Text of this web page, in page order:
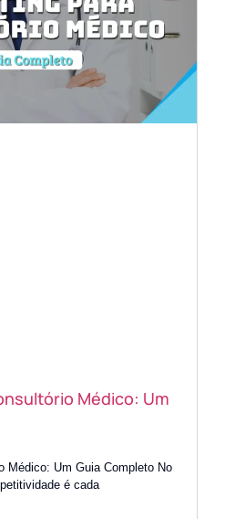
Médico: Um
Médico: Um Guia Completo No
é cada